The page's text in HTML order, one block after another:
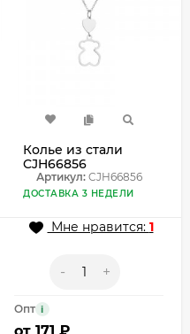
Колье из стали
CJH66856
Артикул:CJH66856
ДОСТАВКА 3 НЕДЕЛИ
Мне нравится: 1
- +
Опт i